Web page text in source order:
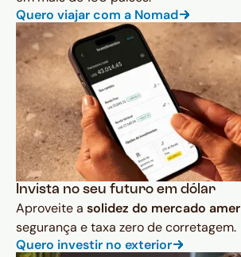
Quero viajar com a Nomad
Invista no seu futuro em dólar
Aproveite a solidez do mercado
segurança e taxa zero de corretagem.
Quero investir no exterior